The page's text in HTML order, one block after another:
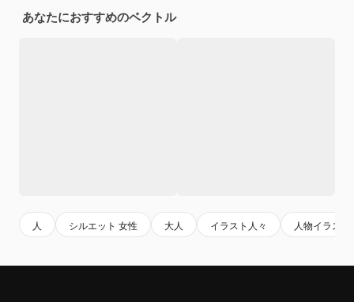
あなたにおすすめのベクトル
人 シルエット 女性 大人 イラスト人々 人物イラスト